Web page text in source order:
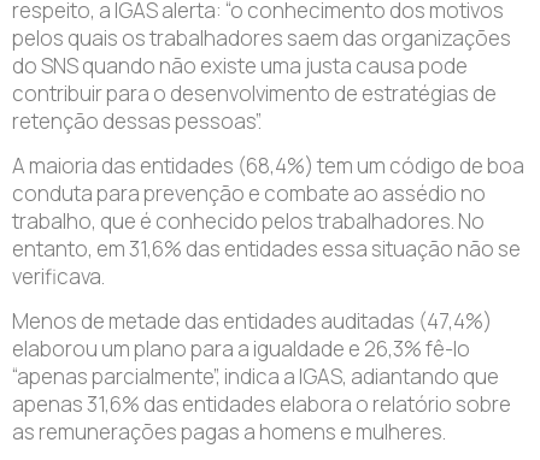
respeito, a IGAS alerta: “o conhecimento dos motivos
pelos quais os trabalhadores saem das organizações
do SNS quando não existe uma justa causa pode
contribuir para o desenvolvimento de estratégias de
retenção dessas pessoas”.
A maioria das entidades (68,4%) tem um código de boa
conduta para prevenção e combate ao assédio no
trabalho, que é conhecido pelos trabalhadores. No
entanto, em 31,6% das entidades essa situação não se
verificava.
Menos de metade das entidades auditadas (47,4%)
elaborou um plano para a igualdade e 26,3% fê-lo
“apenas parcialmente”, indica a IGAS, adiantando que
apenas 31,6% das entidades elabora o relatório sobre
as remunerações pagas a homens e mulheres.